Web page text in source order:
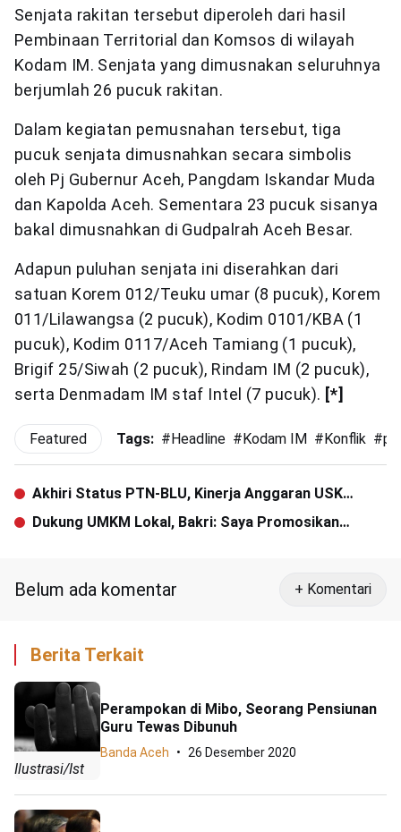
Senjata rakitan tersebut diperoleh dari hasil
Pembinaan Territorial dan Komsos di wilayah
Kodam IM. Senjata yang dimusnakan seluruhnya
berjumlah 26 pucuk rakitan.
Dalam kegiatan pemusnahan tersebut, tiga
pucuk senjata dimusnahkan secara simbolis
oleh Pj Gubernur Aceh, Pangdam Iskandar Muda
dan Kapolda Aceh. Sementara 23 pucuk sisanya
bakal dimusnahkan di Gudpalrah Aceh Besar.
Adapun puluhan senjata ini diserahkan dari
satuan Korem 012/Teuku umar (8 pucuk), Korem
011/Lilawangsa (2 pucuk), Kodim 0101/KBA (1
pucuk), Kodim 0117/Aceh Tamiang (1 pucuk),
Brigif 25/Siwah (2 pucuk), Rindam IM (2 pucuk),
serta Denmadam IM staf Intel (7 pucuk). [*]
Featured Tags: # Headline # Kodam IM # Konflik #
Akhiri Status PTN-BLU, Kinerja Anggaran USK
Terbaik Kelima Nasional
Dukung UMKM Lokal, Bakri: Saya Promosikan
Belum ada komentar + Komentari
Berita Terkait
Ilustrasi/Ist
Perampokan di Mibo, Seorang Pensiunan
Guru Tewas Dibunuh
Banda Aceh 26 Desember 2020